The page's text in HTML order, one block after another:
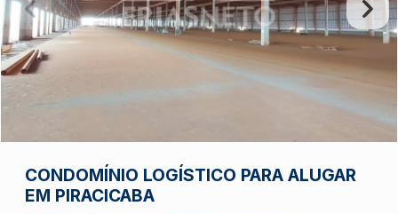
CONDOMÍNIO LOGÍSTICO PARA ALUGAR
EM PIRACICABA